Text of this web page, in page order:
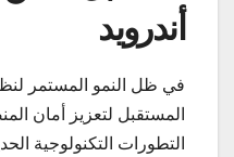
أندرويد
في ظل النمو المستمر
المستقبل لتعزيز أمان
التطورات التكنولوجية